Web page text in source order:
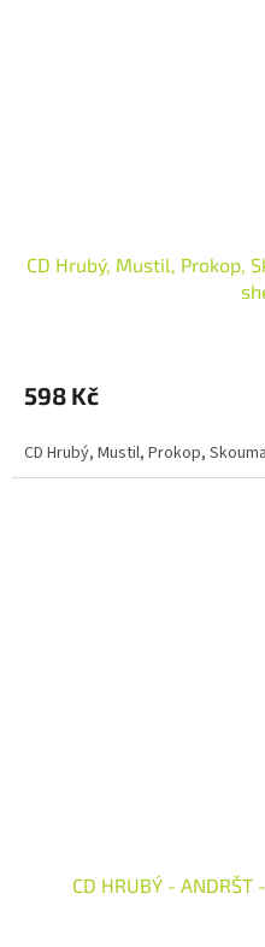
CD Hrubý, Mustil, Prokop,
598 Kč
CD Hrubý, Mustil, Prokop,
CD HRUBÝ - ANDRŠT